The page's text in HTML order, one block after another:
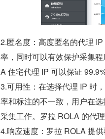
2.匿名度：高度匿名的代理
率，同时可以有效保护采集
A 住宅代理 IP 可以保证
3.可用性：在选择代理 IP 时
率和标注的不一致，用户在
采集工作。罗拉 ROLA 的代
4.响应速度：罗拉 ROLA 提